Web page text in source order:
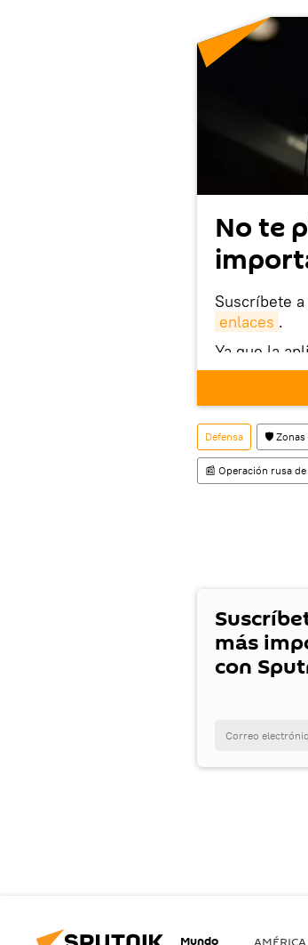
No te
Suscríbete
enlaces .
Ya que la
este enlace
También
Defensa 🛡️ Zonas
📰 Operación rusa
más
con
Mundo